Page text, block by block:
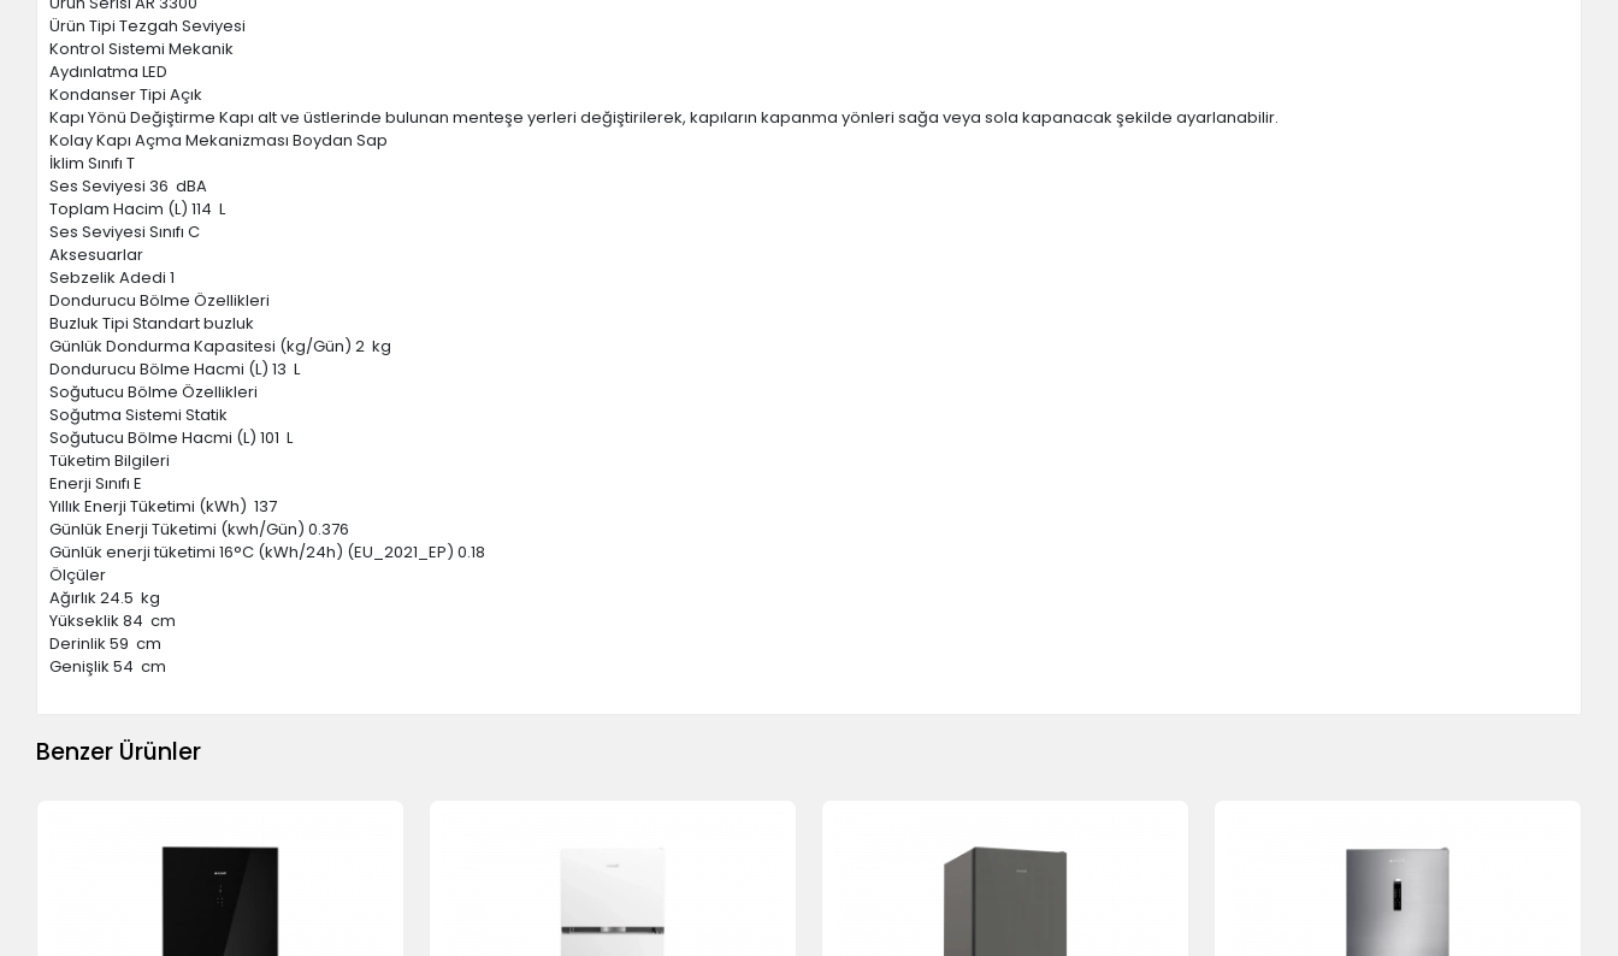
Ürün Tipi Tezgah Seviyesi
Kontrol Sistemi Mekanik
Aydınlatma LED
Kondanser Tipi Açık
Kapı Yönü Değiştirme Kapı alt ve üstlerinde bulunan menteşe yerleri değiştirilerek, kapıların kapanma yönleri sağa veya sola kapanacak şekilde ayarlanabilir.
Kolay Kapı Açma Mekanizması Boydan Sap
İklim Sınıfı T
Ses Seviyesi 36 dBA
Toplam Hacim (L) 114 L
Ses Seviyesi Sınıfı C
Aksesuarlar
Sebzelik Adedi 1
Dondurucu Bölme Özellikleri
Buzluk Tipi Standart buzluk
Günlük Dondurma Kapasitesi (kg/Gün) 2 kg
Dondurucu Bölme Hacmi (L) 13 L
Soğutucu Bölme Özellikleri
Soğutma Sistemi Statik
Soğutucu Bölme Hacmi (L) 101 L
Tüketim Bilgileri
Enerji Sınıfı E
Yıllık Enerji Tüketimi (kWh) 137
Günlük Enerji Tüketimi (kwh/Gün) 0.376
Günlük enerji tüketimi 16°C (kWh/24h) (EU_2021_EP) 0.18
Ölçüler
Ağırlık 24.5 kg
Yükseklik 84 cm
Derinlik 59 cm
Genişlik 54 cm
Benzer Ürünler